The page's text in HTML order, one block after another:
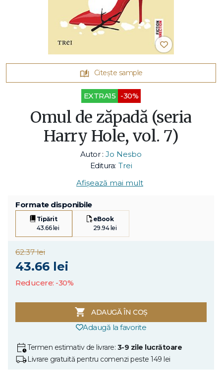
Citește sample
EXTRA15 -30%
Omul de zăpadă (seria
Harry Hole, vol. 7)
Autor : Jo Nesbo
Editura: Trei
Afișează mai mult
Formate disponibile
Tipărit
43.66 lei
eBook
29.94 lei
62.37 lei
43.66 lei
Reducere: -30%
ADAUGĂ ÎN COȘ
Adaugă la favorite
Termen estimativ de livrare: 3-9 zile lucrătoare
Livrare gratuită pentru comenzi peste 149 lei